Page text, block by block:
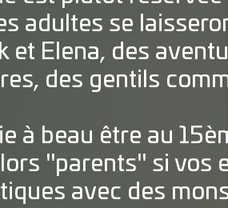
adultes se
et Elena, des
des gentils
à beau être au
"parents" si vos
avec des